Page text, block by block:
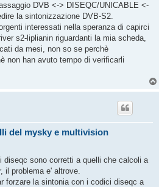
DVB <-> DISEQC/UNICABLE <-
la sintonizzazione DVB-S2.
interessati nella speranza di capirci
s2-liplianin riguardanti la mia scheda,
da mesi, non so se perchè
non han avuto tempo di verificarli
del mysky e multivision
diseqc sono corretti a quelli che calcoli a
il problema e' altrove.
forzare la sintonia con i codici diseqc a